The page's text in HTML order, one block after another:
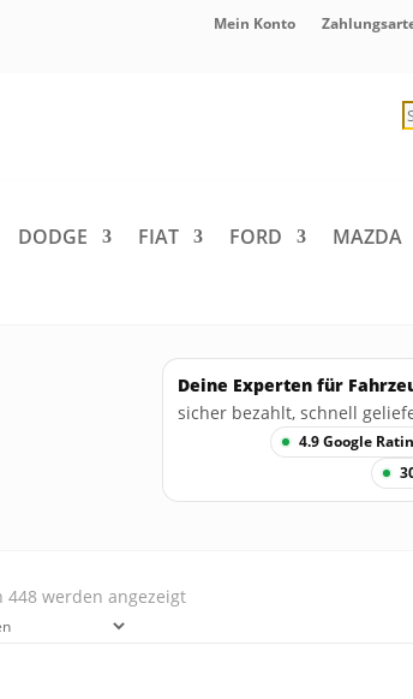
Mein Konto
DODGE FIAT FORD MAZDA
Deine Experten für
sicher bezahlt, schnell
4.9 Google
448 werden angezeigtNach